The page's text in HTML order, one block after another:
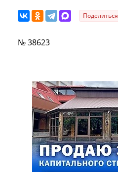
Поделиться
№ 38623